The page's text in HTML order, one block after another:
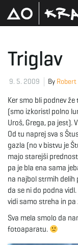
Triglav
9. 5. 2009 By
Ker smo bli podnev
(smo izkoristl polno
Uroš, Grega, pa jest).
Od tu naprej sva s
gazla (no v bistvu je
majo starejši prednost
pa je bla ena sama
na najbol strmih delih
da se ni do podna
vidi samo streha in
Sva mela smolo da
fotoaparatu.